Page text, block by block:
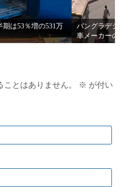
は53％増の531万
バングラデ
車メーカー
とはありません。 ※ が付い